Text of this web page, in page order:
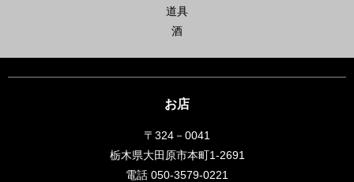
道具
酒
お店
〒324－0041
栃木県大田原市本町1-2691
電話 050-3579-0221